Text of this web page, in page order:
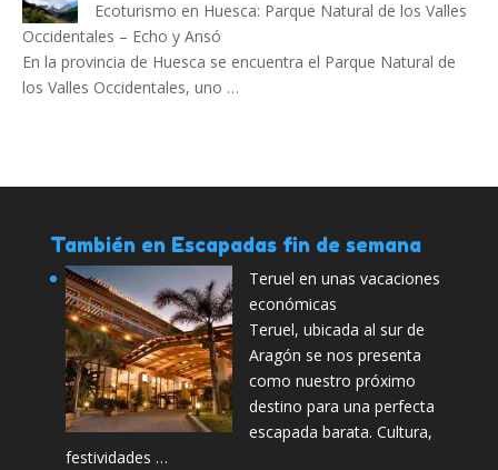
Ecoturismo en Huesca: Parque Natural de los Valles
Occidentales – Echo y Ansó
En la provincia de Huesca se encuentra el Parque Natural de
los Valles Occidentales, uno …
También en Escapadas fin de semana
Teruel en unas vacaciones
económicas
Teruel, ubicada al sur de
Aragón se nos presenta
como nuestro próximo
destino para una perfecta
escapada barata. Cultura,
festividades …